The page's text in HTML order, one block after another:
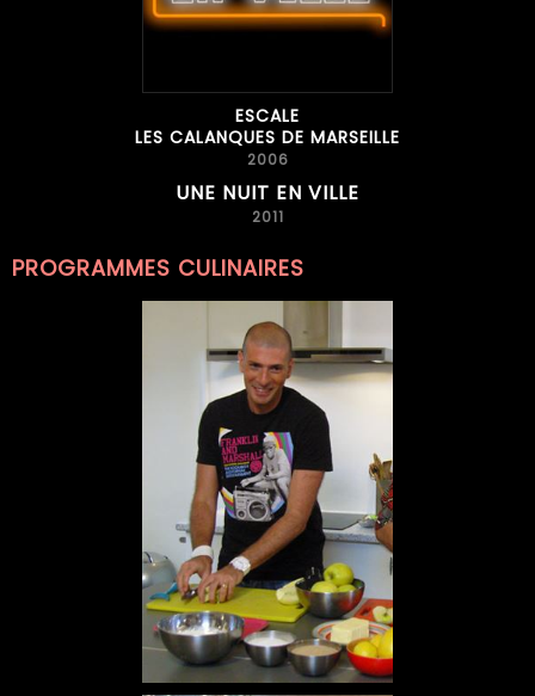
ESCALE
LES CALANQUES DE MARSEILLE
2006
UNE NUIT EN VILLE
2011
PROGRAMMES CULINAIRES